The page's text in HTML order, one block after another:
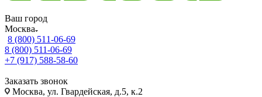
Ваш город
Москва
8 (800) 511-06-69
8 (800) 511-06-69
+7 (917) 588-58-60
Заказать звонок
Москва, ул. Гвардейская, д.5, к.2